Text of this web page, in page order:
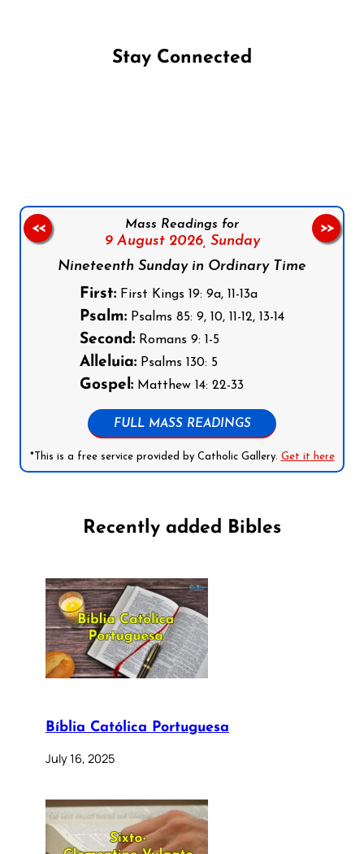
Stay Connected
Mass Readings for
9 August 2026, Sunday
Nineteenth Sunday in Ordinary Time
First: First Kings 19: 9a, 11-13a
Psalm: Psalms 85: 9, 10, 11-12, 13-14
Second: Romans 9: 1-5
Alleluia: Psalms 130: 5
Gospel: Matthew 14: 22-33
FULL MASS READINGS
*This is a free service provided by Catholic Gallery. Get it here
<< >>
Recently added Bibles
Bíblia Católica Portuguesa
July 16, 2025